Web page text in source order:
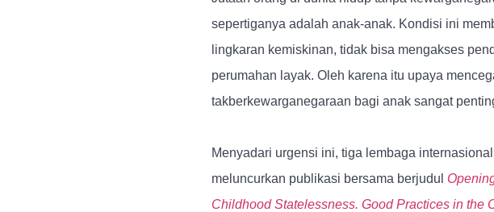
sepertiganya adalah anak-anak. Kondisi ini
lingkaran kemiskinan, tidak bisa mengakses
perumahan layak. Oleh karena itu upaya
takberkewarganegaraan bagi anak sangat
Menyadari urgensi ini, tiga lembaga
meluncurkan publikasi bersama berjudul
Childhood Statelessness. Good Practices in the